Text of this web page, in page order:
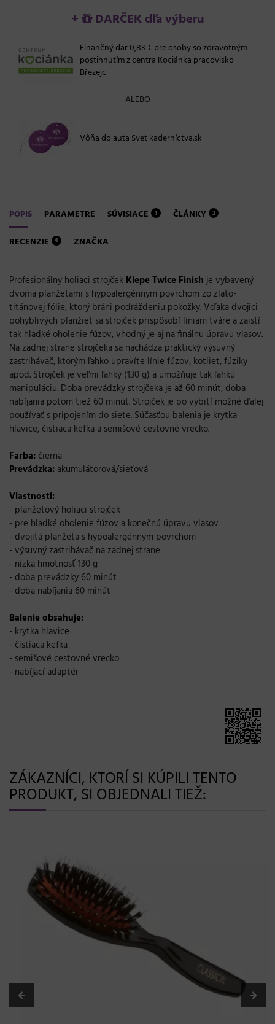
+ DARČEK dľa výberu
Finančný dar 0,83 € pre osoby so zdravotným
postihnutím z centra Kociánka pracovisko
Březejc
ALEBO
Vôňa do auta Svet kaderníctva.sk
POPIS PARAMETRE SÚVISIACE 1 ČLÁNKY 2
RECENZIE 4 ZNAČKA
Profesionálny holiaci strojček Kiepe Twice Finishje vybavený
dvoma planžetami s hypoalergénnym povrchom zo zlato-
titánovej fólie, ktorý bráni podráždeniu pokožky. Vďaka dvojici
pohyblivých planžiet sa strojček prispôsobí líniam tváre a zaistí
tak hladké oholenie fúzov, vhodný je aj na finálnu úpravu vlasov.
Na zadnej strane strojčeka sa nachádza praktický výsuvný
zastrihávač, ktorým ľahko upravíte línie fúzov, kotliet, fúziky
apod. Strojček je veľmi ľahký (130 g) a umožňuje tak ľahkú
manipuláciu. Doba prevádzky strojčeka je až 60 minút, doba
nabíjania potom tiež 60 minút. Strojček je po vybití možné ďalej
používať s pripojením do siete. Súčasťou balenia je krytka
hlavice, čistiaca kefka a semišové cestovné vrecko.
Farba: čierna
Prevádzka: akumulátorová/sieťová
Vlastnosti:
- planžetový holiaci strojček
- pre hladké oholenie fúzov a konečnú úpravu vlasov
- dvojitá planžeta s hypoalergénnym povrchom
- výsuvný zastrihávač na zadnej strane
- nízka hmotnosť 130 g
- doba prevádzky 60 minút
- doba nabíjania 60 minút
Balenie obsahuje:
- krytka hlavice
- čistiaca kefka
- semišové cestovné vrecko
- nabíjací adaptér
ZÁKAZNÍCI, KTORÍ SI KÚPILI TENTO
PRODUKT, SI OBJEDNALI TIEŽ: